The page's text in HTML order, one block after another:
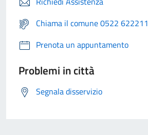
Chiama il comune 0522 622211
Prenota un appuntamento
Problemi in città
Segnala disservizio